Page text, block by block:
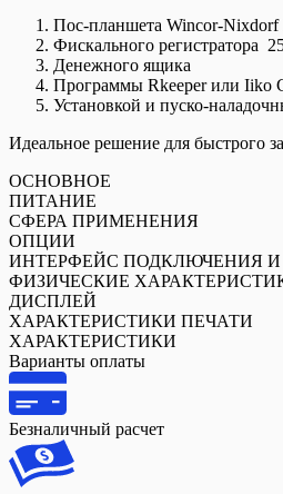
Пос-планшета Wincor-Nixdorf
Фискального регистратора
Денежного ящика
Программы Rkeeper или Iiko
Установкой и пуско-
Идеальное решение для быстрого
ОСНОВНОЕ
ПИТАНИЕ
СФЕРА ПРИМЕНЕНИЯ
ОПЦИИ
ИНТЕРФЕЙС ПОДКЛЮЧЕНИЯ
ФИЗИЧЕСКИЕ
ДИСПЛЕЙ
ХАРАКТЕРИСТИКИ ПЕЧАТИ
ХАРАКТЕРИСТИКИ
Варианты оплаты
Безналичный расчет